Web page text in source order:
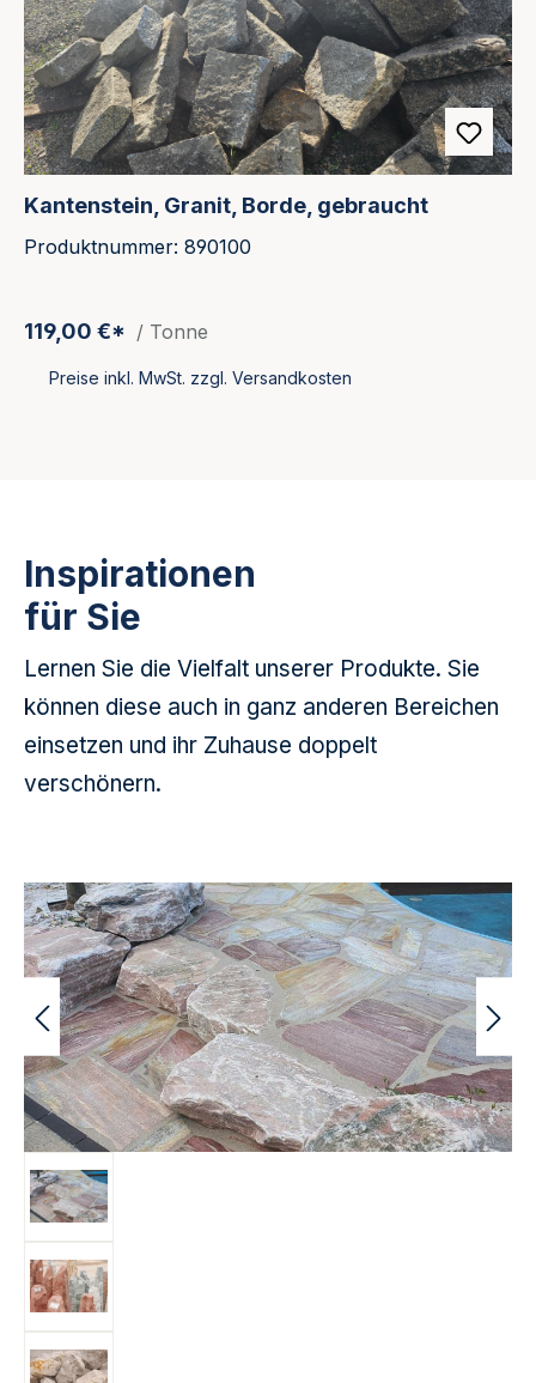
Kantenstein, Granit, Borde, gebraucht
Produktnummer: 890100
119,00 €* / Tonne
Preise inkl. MwSt. zzgl. Versandkosten
Inspirationen
für Sie
Lernen Sie die Vielfalt unserer Produkte. Sie
können diese auch in ganz anderen Bereichen
einsetzen und ihr Zuhause doppelt
verschönern.